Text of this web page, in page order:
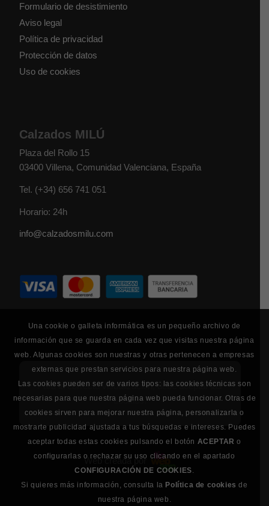
Formulario de desistimiento
Aviso legal
Política de privacidad
Protección de datos
Uso de cookies
Calzados MILÚ
Plaza del Rollo 15
03400 Villena, Comunidad Valenciana, España
Tel. (+34) 656 741 051
Horario: 24h
info@calzadosmilu.com
Para la correcta visualización, debe aceptar las
cookies.
Web creada por
Una cookie o galleta informática es un pequeño archivo de
información que se guarda en cada vez que visitas nuestra página
web. Algunas cookies son nuestras y otras pertenecen a empresas
externas que prestan servicios para nuestra página web.
Las cookies pueden ser de varios tipos: las cookies técnicas son
necesarias para que nuestra página web pueda funcionar. Otras de
cookies sirven para mejorar nuestra página, personalizarla o
mostrarte publicidad ajustada a tus búsquedas e intereses. Puedes
aceptar todas estas cookies pulsando el botón ACEPTAR o
configurarlas o rechazar su uso clicando en el apartado
CONFIGURACIÓN DE COOKIES.
Si quieres más información, consulta la Política de cookies de
nuestra página web.